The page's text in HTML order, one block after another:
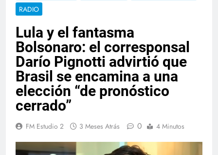
RADIO
Lula y el fantasma
Bolsonaro: el corresponsal
Darío Pignotti advirtió que
Brasil se encamina a una
elección “de pronóstico
cerrado”
FM Estudio 2 3 Meses Atrás 0 4 Minutos